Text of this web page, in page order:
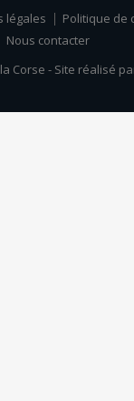
légales
Politique de
Nous contacter
Corse - Site réalisé